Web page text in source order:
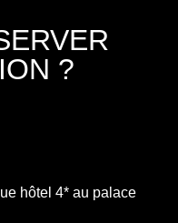
?
hôtel 4* au palace